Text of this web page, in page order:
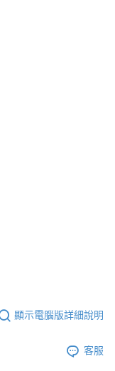
顯示電腦版詳細說明
客服